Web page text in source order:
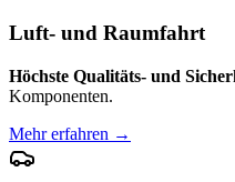
Luft- und Raumfahrt
Höchste Qualitäts- und
Komponenten.
Mehr erfahren →